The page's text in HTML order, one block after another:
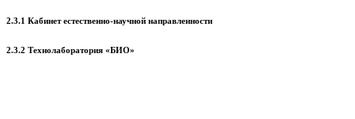
2.3.1 Кабинет естественно-научной направленности
2.3.2 Технолаборатория «БИО»